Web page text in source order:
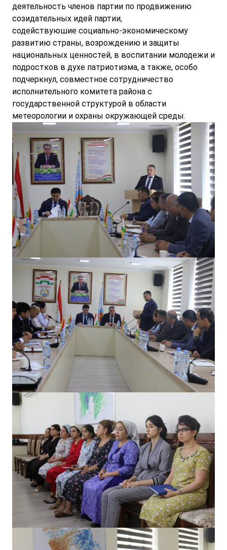
деятельность членов партии по продвижению
созидательных идей партии,
содействуюшие социально-экономическому
развитию страны, возрождению и защиты
национальных ценностей, в воспитании молодежи и
подростков в духе патриотизма, а также, особо
подчеркнул, совместное сотрудничество
исполнительного комитета района с
государственной структурой в области
метеорологии и охраны окружающей среды.